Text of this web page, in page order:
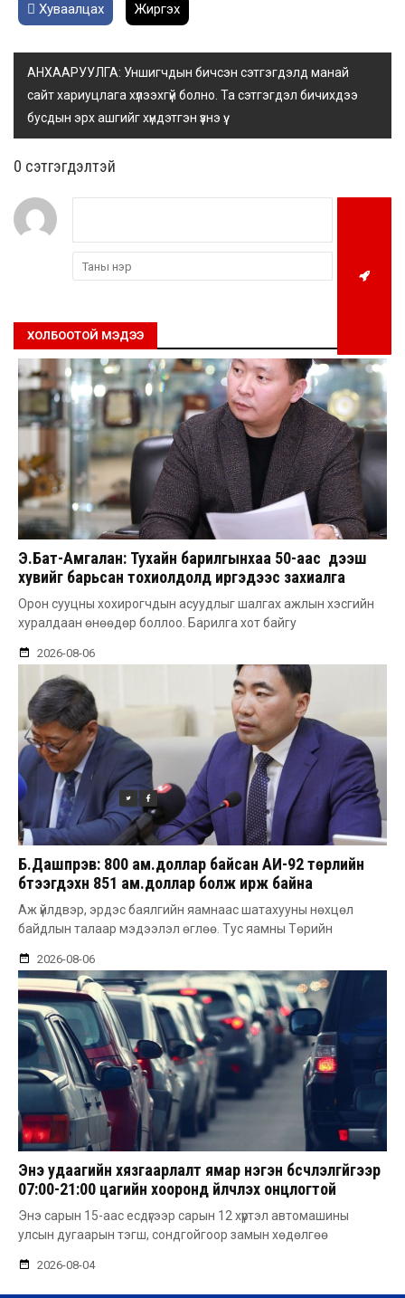
Хуваалцах Жиргэх
АНХААРУУЛГА: Уншигчдын бичсэн сэтгэгдэлд манай
сайт хариуцлага хүлээхгүй болно. Та сэтгэгдэл бичихдээ
бусдын эрх ашгийг хүндэтгэн үзнэ үү.
0 cэтгэгдэлтэй
ХОЛБООТОЙ МЭДЭЭ
Э.Бат-Амгалан: Тухайн барилгынхаа 50-аас дээш
хувийг барьсан тохиолдолд иргэдээс захиалга
авдаг болгоно
Орон сууцны хохирогчдын асуудлыг шалгах ажлын хэсгийн
хуралдаан өнөөдөр боллоо. Барилга хот байгу
2026-08-06
Б.Дашпүрэв: 800 ам.доллар байсан АИ-92 төрлийн
бүтээгдэхүүн 851 ам.доллар болж ирж байна
Аж үйлдвэр, эрдэс баялгийн яамнаас шатахууны нөхцөл
байдлын талаар мэдээлэл өглөө. Тус яамны Төрийн
2026-08-06
Энэ удаагийн хязгаарлалт ямар нэгэн бүсчлэлгүйгээр
07:00-21:00 цагийн хооронд үйлчлэх онцлогтой
Энэ сарын 15-аас есдүгээр сарын 12 хүртэл автомашины
улсын дугаарын тэгш, сондгойгоор замын хөдөлгөө
2026-08-04